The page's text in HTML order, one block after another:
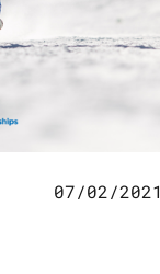
07/02/2021